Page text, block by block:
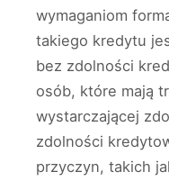
wymaganiom
takiego kredytu
bez zdolności
osób, które mają
wystarczającej
zdolności
przyczyn, takich